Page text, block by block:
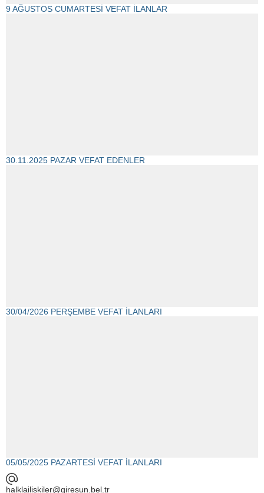
9 AĞUSTOS CUMARTESİ VEFAT İLANLAR
30.11.2025 PAZAR VEFAT EDENLER
30/04/2026 PERŞEMBE VEFAT İLANLARI
05/05/2025 PAZARTESİ VEFAT İLANLARI
halklailiskiler@giresun.bel.tr